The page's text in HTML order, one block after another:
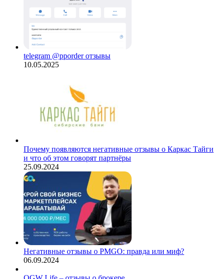
telegram @pporder отзывы
10.05.2025
Почему появляются негативные отзывы о Каркас Тайги
и что об этом говорят партнёры
25.09.2024
Негативные отзывы о PMGO: правда или миф?
06.09.2024